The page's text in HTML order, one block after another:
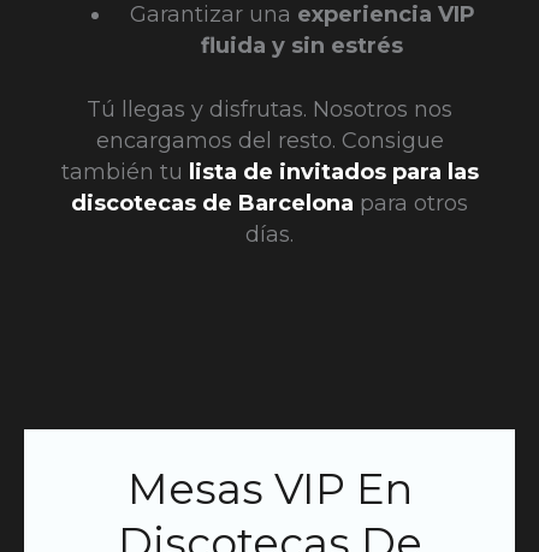
Garantizar una experiencia VIP
fluida y sin estrés
Tú llegas y disfrutas. Nosotros nos
encargamos del resto. Consigue
también tu lista de invitados para las
discotecas de Barcelona para otros
días.
Mesas VIP En